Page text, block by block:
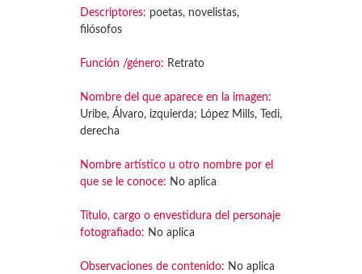
Descriptores: poetas, novelistas,
filósofos
Función /género: Retrato
Nombre del que aparece en la imagen:
Uribe, Álvaro, izquierda; López Mills, Tedi,
derecha
Nombre artístico u otro nombre por el
que se le conoce: No aplica
Título, cargo o envestidura del personaje
fotografiado: No aplica
Observaciones de contenido: No aplica